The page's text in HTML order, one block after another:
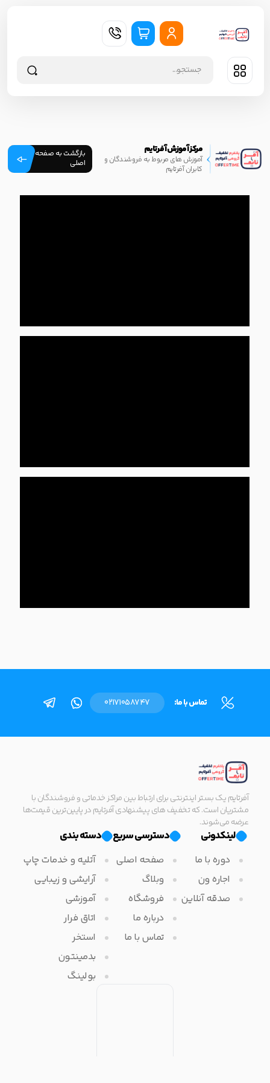
مرکز آموزش آفرتایم
آموزش های مربوط به فروشندگان و
کابران آفرتایم
بازگشت به صفحه
اصلی
تماس با ما: 02171058747
آفرتایم یک بستر اینترنتی برای ارتباط بین مراکز خدماتی و فروشندگان با
مشتریان است. که تخفیف های پیشنهادی آفرتایم در پایین‌ترین قیمت‌ها
عرضه می‌شوند.
لینکدونی
دوره با ما
اجاره ون
صدقه آنلاین
دسترسی سریع
صفحه اصلی
وبلاگ
فروشگاه
درباره ما
تماس با ما
دسته بندی
آتلیه و خدمات چاپ
آرایشی و زیبایی
آموزشی
اتاق فرار
استخر
بدمینتون
بولینگ